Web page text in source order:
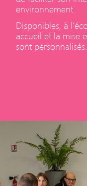
environnement.
Disponibles, à
accueil et la mise
sont personnalisés.